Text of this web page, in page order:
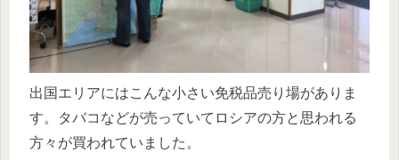
出国エリアにはこんな小さい免税品売り場がありま
す。タバコなどが売っていてロシアの方と思われる
方々が買われていました。